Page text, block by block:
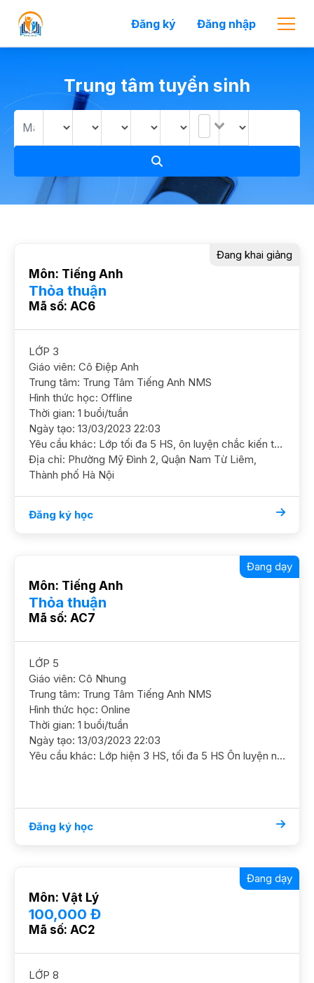
Đăng ký Đăng nhập
Trung tâm tuyển sinh
Môn: Tiếng Anh
Thỏa thuận
Mã số: AC6
Đang khai giảng
LỚP 3
Giáo viên: Cô Điệp Anh
Trung tâm: Trung Tâm Tiếng Anh NMS
Hình thức học: Offline
Thời gian: 1 buổi/tuần
Ngày tạo: 13/03/2023 22:03
Yêu cầu khác: Lớp tối đa 5 HS, ôn luyện chắc kiến thức ngữ pháp cơ bản
Địa chỉ: Phường Mỹ Đình 2, Quận Nam Từ Liêm,
Thành phố Hà Nội
Đăng ký học
Môn: Tiếng Anh
Thỏa thuận
Mã số: AC7
Đang dạy
LỚP 5
Giáo viên: Cô Nhung
Trung tâm: Trung Tâm Tiếng Anh NMS
Hình thức học: Online
Thời gian: 1 buổi/tuần
Ngày tạo: 13/03/2023 22:03
Yêu cầu khác: Lớp hiện 3 HS, tối đa 5 HS Ôn luyện nâng cao, ôn thi cấp 2 CLC
Đăng ký học
Môn: Vật Lý
100,000 Đ
Mã số: AC2
Đang dạy
LỚP 8